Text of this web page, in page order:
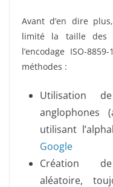
Avant d’en dire
limité la taille des
l’encodage ISO-
méthodes :
Utilisation
anglophones
utilisant
Google
Création
aléatoire,